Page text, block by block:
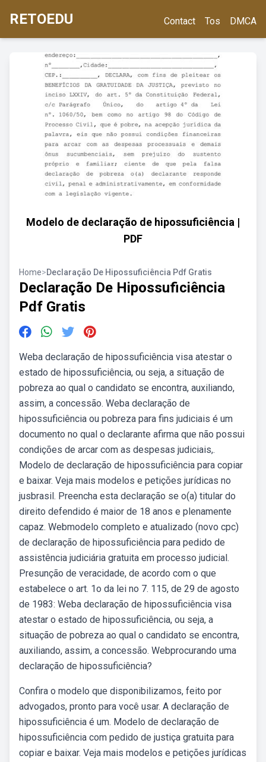
RETOEDU Contact Tos DMCA
Modelo de declaração de hipossuficiência |
PDF
Home>Declaração De Hipossuficiência Pdf Gratis
Declaração De Hipossuficiência
Pdf Gratis
Weba declaração de hipossuficiência visa atestar o
estado de hipossuficiência, ou seja, a situação de
pobreza ao qual o candidato se encontra, auxiliando,
assim, a concessão. Weba declaração de
hipossuficiência ou pobreza para fins judiciais é um
documento no qual o declarante afirma que não possui
condições de arcar com as despesas judiciais,.
Modelo de declaração de hipossuficiência para copiar
e baixar. Veja mais modelos e petições jurídicas no
jusbrasil. Preencha esta declaração se o(a) titular do
direito defendido é maior de 18 anos e plenamente
capaz. Webmodelo completo e atualizado (novo cpc)
de declaração de hipossuficiência para pedido de
assistência judiciária gratuita em processo judicial.
Presunção de veracidade, de acordo com o que
estabelece o art. 1o da lei no 7. 115, de 29 de agosto
de 1983: Weba declaração de hipossuficiência visa
atestar o estado de hipossuficiência, ou seja, a
situação de pobreza ao qual o candidato se encontra,
auxiliando, assim, a concessão. Webprocurando uma
declaração de hipossuficiência?
Confira o modelo que disponibilizamos, feito por
advogados, pronto para você usar. A declaração de
hipossuficiência é um. Modelo de declaração de
hipossuficiência com pedido de justiça gratuita para
copiar e baixar. Veja mais modelos e petições jurídicas